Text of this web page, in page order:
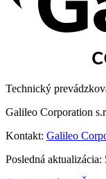
Technický
Galileo Corporation
Kontakt: Galileo
Posledná aktualizácia: